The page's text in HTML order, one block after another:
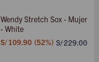
Wendy Stretch Sox - Mujer
- White
S/ 109.90 52 S/229.00